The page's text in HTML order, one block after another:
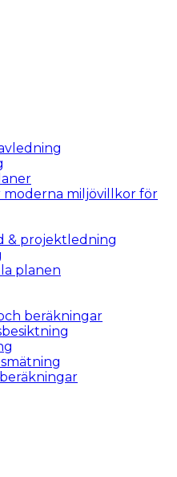
miljövillkor för
& projektledning
planen
beräkningar